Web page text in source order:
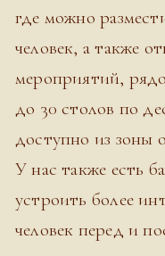
где можно
человек, а также
мероприятий,
до 30 столов по
доступно из зоны
У нас также есть
устроить более
человек перед и